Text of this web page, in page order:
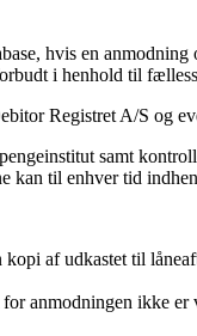
hvis en
i henhold til
Registret A/S og
samt
kan til enhver tid
af udkastet til
anmodningen ikke